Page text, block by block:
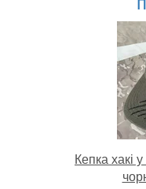
Кепка хакі